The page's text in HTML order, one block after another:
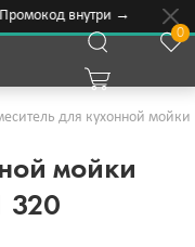
внутри →
0
для кухонной
мойки
320